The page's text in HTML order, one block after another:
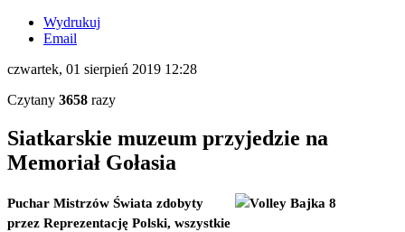
Wydrukuj
Email
czwartek, 01 sierpień 2019 12:28
Czytany 3658 razy
Siatkarskie muzeum przyjedzie na
Memoriał Gołasia
Puchar Mistrzów Świata zdobyty
przez Reprezentację Polski, wszystkie